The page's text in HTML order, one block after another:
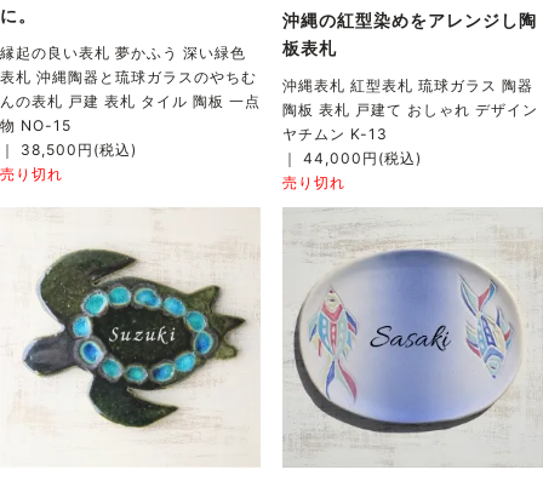
に。
縁起の良い表札 夢かふう 深い緑色
表札 沖縄陶器と琉球ガラスのやちむ
んの表札 戸建 表札 タイル 陶板 一点
物 NO-15
｜ 38,500円(税込)
売り切れ
沖縄の紅型染めをアレンジし陶
板表札
沖縄表札 紅型表札 琉球ガラス 陶器
陶板 表札 戸建て おしゃれ デザイン
ヤチムン K-13
｜ 44,000円(税込)
売り切れ